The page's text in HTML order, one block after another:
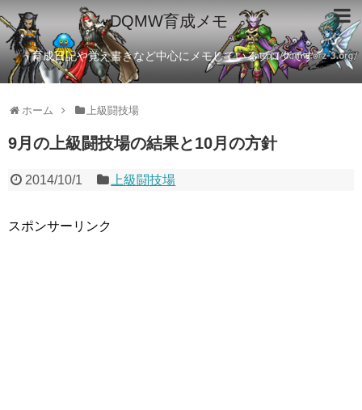
DQMW育成メモ
育成日記や覚え書きなど中心にメモしているブログです
ホーム 上級闘技場
9月の上級闘技場の結果と10月の方針
2014/10/1 上級闘技場
スポンサーリンク